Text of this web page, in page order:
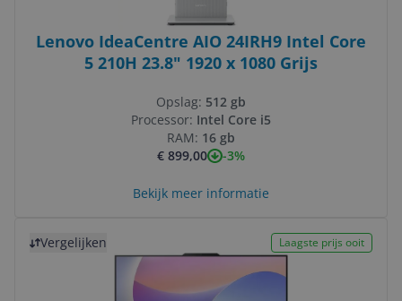
Lenovo IdeaCentre AIO 24IRH9 Intel Core
5 210H 23.8" 1920 x 1080 Grijs
Opslag: 512 gb
Processor: Intel Core i5
RAM: 16 gb
€ 899,00
-3%
Bekijk meer informatie
Vergelijken Laagste prijs ooit